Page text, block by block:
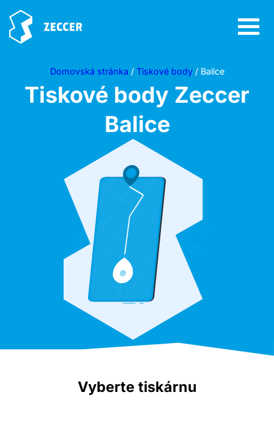
Domovská stránka / Tiskové body/ Balice
Tiskové body Zeccer
Balice
Vyberte tiskárnu